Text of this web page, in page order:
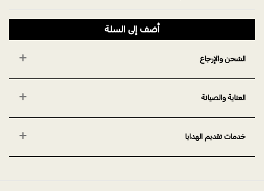
أضف إلى السلة
الشحن والإرجاع
العناية والصيانة
خدمات تقديم الهدايا